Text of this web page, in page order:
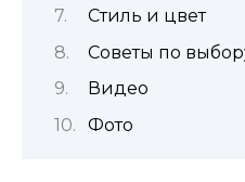
Стиль и цвет
Советы по
Видео
Фото